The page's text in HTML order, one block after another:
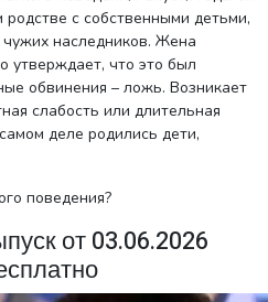
с собственными детьми,
наследников. Жена
утверждает, что это был
обвинения – ложь. Возникает
слабость или длительная
деле родились дети,
поведения?
от 03.06.2026